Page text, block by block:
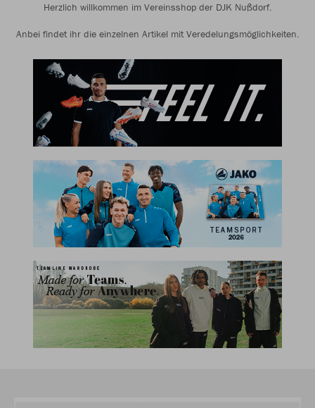
Herzlich willkommen im Vereinsshop der DJK Nußdorf.
Anbei findet ihr die einzelnen Artikel mit Veredelungsmöglichkeiten.